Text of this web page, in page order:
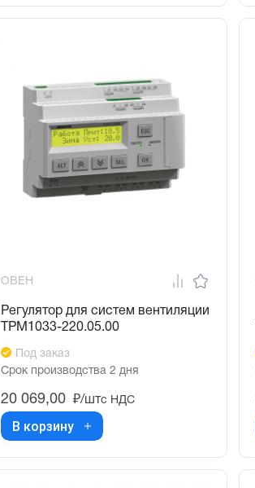
ОВЕН
Регулятор для систем вентиляции
ТРМ1033-220.05.00
Под заказ
Срок производства 2 дня
20 069,00 ₽/штс НДС
В корзину